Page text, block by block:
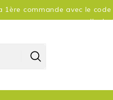
1ère commande avec le